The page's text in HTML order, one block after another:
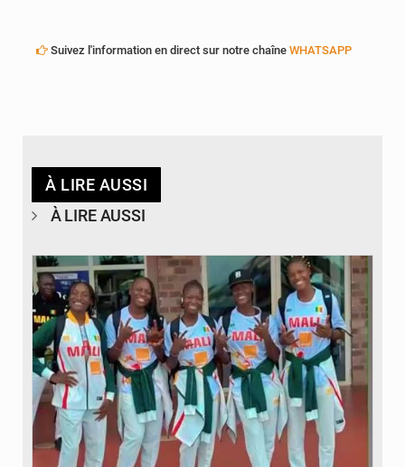
Suivez l'information en direct sur notre chaîne WHATSAPP
À LIRE AUSSI
À LIRE AUSSI
© Basket